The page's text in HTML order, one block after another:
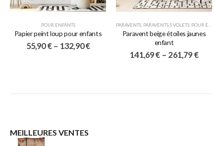
POUR ENFANTS
Papier peint loup pour enfants
55,90€ – 132,90€
PARAVENTS PARAVENTS 5 VOLETS POUR ENFANTS
Paravent beige étoiles jaunes
enfant
141,69€ – 261,79 €
MEILLEURES VENTES